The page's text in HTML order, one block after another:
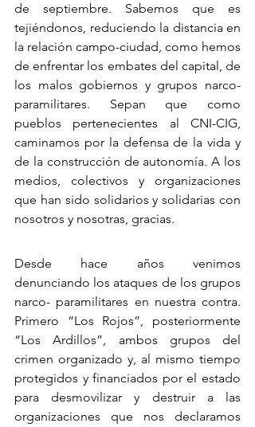
de septiembre. Sabemos que es
tejiéndonos, reduciendo la distancia en
la relación campo-ciudad, como hemos
de enfrentar los embates del capital, de
los malos gobiernos y grupos narco-
paramilitares. Sepan que como
pueblos pertenecientes al CNI-CIG,
caminamos por la defensa de la vida y
de la construcción de autonomía. A los
medios, colectivos y organizaciones
que han sido solidarios y solidarias con
nosotros y nosotras, gracias.
Desde hace años venimos
denunciando los ataques de los grupos
narco- paramilitares en nuestra contra.
Primero “Los Rojos”, posteriormente
“Los Ardillos”, ambos grupos del
crimen organizado y, al mismo tiempo
protegidos y financiados por el estado
para desmovilizar y destruir a las
organizaciones que nos declaramos